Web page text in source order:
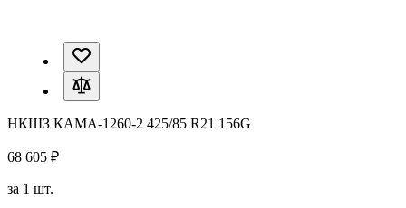
НКШЗ КАМА-1260-2 425/85 R21 156G
68 605 ₽
за 1 шт.